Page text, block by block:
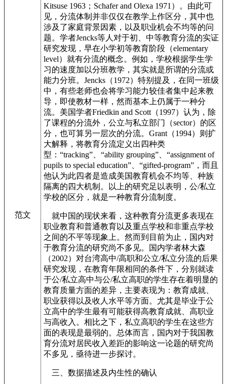
范文
Kitsuse 1963；Schafer and Olexa 1971）。由此可
见，分流体制并非仅仅在教学上作区分，其中也
涉及了家庭背景因素，以及职业机会不均等的问
题。学者Jencks等人对于初、中等教育分流的实证
研究发现，早在小学初等教育阶段（elementary
level）就有分流的概念。例如，学校根据学生学
习的速度加以分班教学，其实就是所谓的分流或
能力分班。Jencks（1972）特别提及，在同一班级
中，有些老师也会将学习能力较佳者集中起来教
导，即使教材一样，然而基本上仍属于一种分
流。美国学者Friedkin and Scott（1997）认为，除
了课程的分流外，公立与私立部门（sector）的区
分，也可算另一层次的分流。Grant（1994）则扩
大解释，将教育分流定义出四种类
型：“tracking”、“ability grouping”、“assignment of
pupils to special education”、“gifted-program”，而且
他认为此四者是造成美国教育机会不均等、种族
隔离的四大机制。以上的研究足以表明，公/私立
学校的区分，就是一种教育分流制度。
就中国的现状来看，这种教育分流更多表现在
职业教育和普通教育以及重点学校和非重点学校
之间的不平等现象上。然而到目前为止，国内对
于教育分流的研究尚不多见。国内学者林大森
（2002）对台湾高中/高职和公立/私立分流的后果
研究发现，在教育年限相同的条件下，分别就读
于公/私立高中与公/私立高职的学生存在着明显的
教育质量方面的差异，主要表现为：教育成就、
职业获得以及收人水平等方面。尤其是毕业于公
立高中的学生最有可能获得高教育成就、高职业
与高收入。相比之下，私立高职的学生在这些方
面的表现是最弱的。总体而言，国内对于我国教
育分流对居民收入差距的影响这一论题的研究尚
不多见，亟待进一步探讨。
三、数据描述及内生性的确认